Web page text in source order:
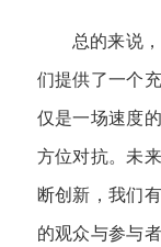
总的来说
们提供了一个
仅是一场速度
方位对抗。未
断创新，我们
的观众与参与